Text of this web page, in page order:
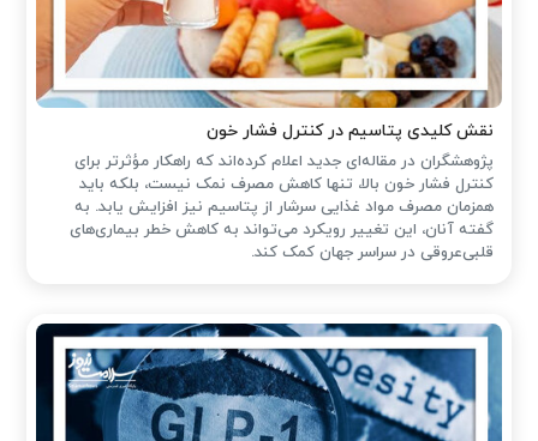
نقش کلیدی پتاسیم در کنترل فشار خون
پژوهشگران در مقاله‌ای جدید اعلام کرده‌اند که راهکار مؤثرتر برای
کنترل فشار خون بالا، تنها کاهش مصرف نمک نیست، بلکه باید
همزمان مصرف مواد غذایی سرشار از پتاسیم نیز افزایش یابد. به
گفته آنان، این تغییر رویکرد می‌تواند به کاهش خطر بیماری‌های
قلبی‌عروقی در سراسر جهان کمک کند.